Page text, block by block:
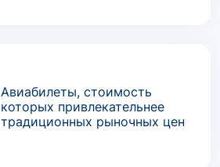
Авиабилеты, стоимость
которых привлекательнее
традиционных рыночных цен